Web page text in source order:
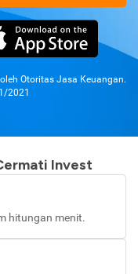
Otoritas Jasa Keuangan.
2021
Invest
hitungan menit.